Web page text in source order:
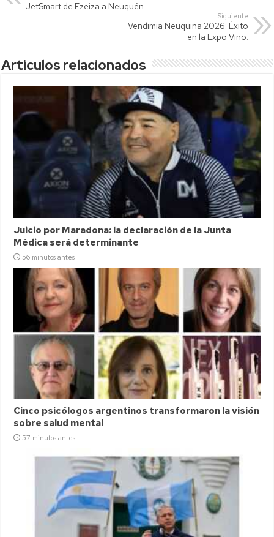
tir
JetSmart de Ezeiza a Neuquén.
Siguiente
Vendimia Neuquina 2026: Éxito
en la Expo Vino.
Articulos relacionados
Juicio por Maradona: la declaración de la Junta
Médica será determinante
56 minutos antes
Cinco psicólogos argentinos transformaron la visión
sobre salud mental
57 minutos antes